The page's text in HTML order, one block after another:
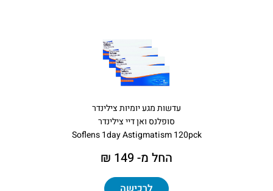
עדשות מגע יומיות צילינדר
סופלנס ואן דיי צילינדר
Soflens 1day Astigmatism 120pck
החל מ- 149 ₪